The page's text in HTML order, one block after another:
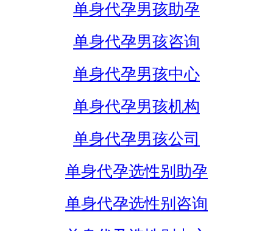
单身代孕男孩助孕
单身代孕男孩咨询
单身代孕男孩中心
单身代孕男孩机构
单身代孕男孩公司
单身代孕选性别助孕
单身代孕选性别咨询